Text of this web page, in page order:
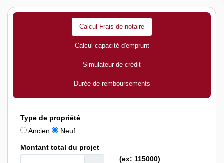
Calcul Frais de notaire
Calcul capacité d'emprunt
Simulateur de crédit
Durée de remboursements